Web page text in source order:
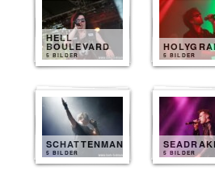
HELL
BOULEVARD
5 BILDER 5 BILDER
SCHATTENMANN
5 BILDER 5 BILDER